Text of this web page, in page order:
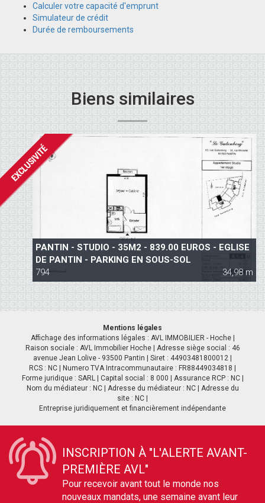
Calculer votre capacité d'emprunt
Simulateur de crédit
Durée de remboursements
Biens similaires
PANTIN - STUDIO - 35M2 - 839.00 EUROS - EGLISE
DE PANTIN - PARKING EN SOUS-SOL
794
34,98 m
PARIS 19 - 3 PIÈCES - 63 M2 - 1659.00 EUROS -
PARKING ET CAVE - LOGGIA
Mentions légales
Affichage des informations légales : AVL IMMOBILIER - Hoche |
Raison sociale : AVL Immobilier Hoche | Adresse siège social : 46
avenue Jean Lolive - 93500 Pantin | Siret : 44903481800012 |
RCS : NC | Numero TVA Intracommunautaire : FR88449034818 |
Forme juridique : SARL | Capital social : 8 000 | Assurance RCP : NC |
Nom du médiateur : NC | Adresse du médiateur : NC | Adresse du
site : NC |
Entreprise juridiquement et financièrement indépendante
INSCRIPTION À "L'ALERTE AVANT-
PREMIÈRE AVL"
Pour recevoir avant tout le monde nos
nouveaux mandats, une semaine avant leur